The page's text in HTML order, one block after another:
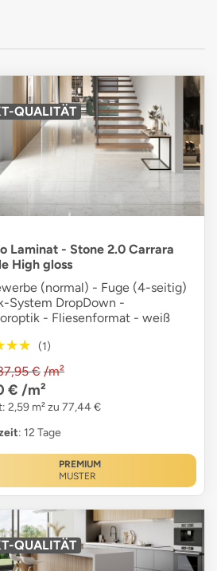
QUALITÄT
Laminat - Stone 2.0 Carrara
High gloss
(normal) - Fuge (4-seitig)
System DropDown -
- Fliesenformat - weiß
(1)
€ /m²
€ /m²
2,59 m² zu 77,44 €
: 12 Tage
PREMIUM
MUSTER
QUALITÄT